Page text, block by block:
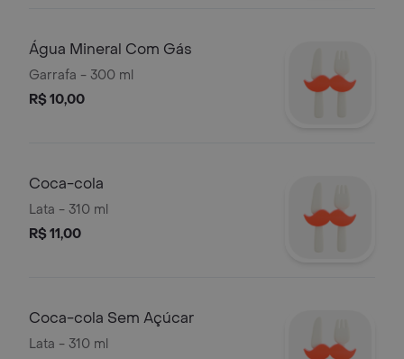
Água Mineral Com Gás
Garrafa - 300 ml
R$ 10,00
Coca-cola
Lata - 310 ml
R$ 11,00
Coca-cola Sem Açúcar
Lata - 310 ml